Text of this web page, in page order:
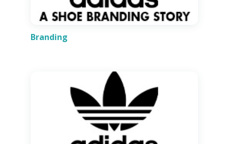
Branding